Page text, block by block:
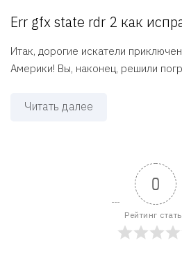
Err gfx state rdr 2 как
Итак, дорогие искатели
Америки! Вы, наконец, решили
Читать далее
0
Рейтинг